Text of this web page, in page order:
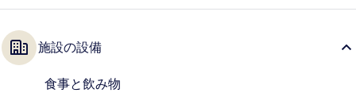
施設の設備
食事と飲み物